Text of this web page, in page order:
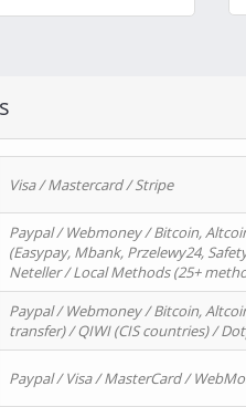
Visa / Mastercard / Stripe
Paypal / Webmoney / Bitcoin,
(Easypay, Mbank, Przelewy24,
Neteller / Local Methods (25+
Paypal / Webmoney / Bitcoin,
transfer) / QIWI (CIS countries) /
Paypal / Visa / MasterCard /